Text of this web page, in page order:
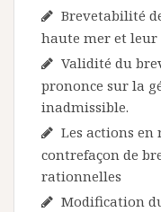
Brevetabilité
haute mer et
Validité du
prononce sur la
inadmissible.
Les actions
contrefaçon de
rationnelles
Modification